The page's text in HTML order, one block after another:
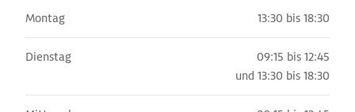
Montag 13:30 bis 18:30
Dienstag
09:15 bis 12:45
und 13:30 bis 18:30